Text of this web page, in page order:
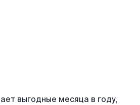
выгодные месяца в году,